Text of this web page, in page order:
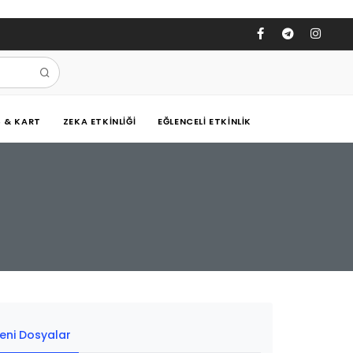
& KART ZEKA ETKINLIĞI EĞLENCELI ETKINLIK
Dosyalar